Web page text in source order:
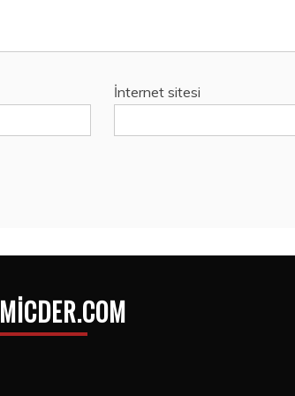
İnternet sitesi
MICDER.COM